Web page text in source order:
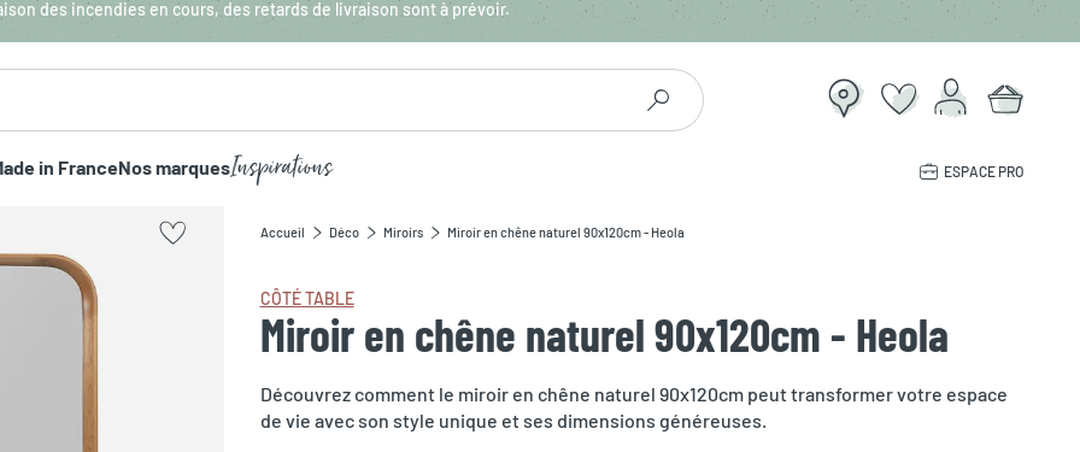
des incendies en cours, des retards de livraison sont à prévoir.
in FranceNos marquesInspirations ESPACE PRO
Accueil Déco Miroirs Miroir en chêne naturel 90x120cm - Heola
CÔTÉ TABLE
Miroir en chêne naturel 90x120cm - Heola
Découvrez comment le miroir en chêne naturel 90x120cm peut transformer votre espace
de vie avec son style unique et ses dimensions généreuses.